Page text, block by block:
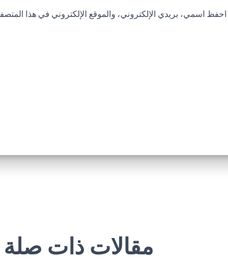
احفظ اسمي، بريدي الإلكتروني، والموقع الإلكتروني في هذا
مقالات ذات صلة